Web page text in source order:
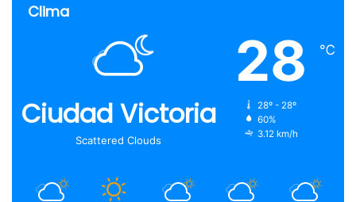
Clima
Ciudad Victoria
Scattered Clouds
28 ℃
28º - 28º
60%
3.12 km/h